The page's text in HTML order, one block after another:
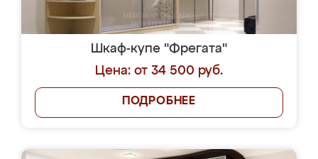
Шкаф-купе "Фрегата"
Цена: от 34 500 руб.
ПОДРОБНЕЕ